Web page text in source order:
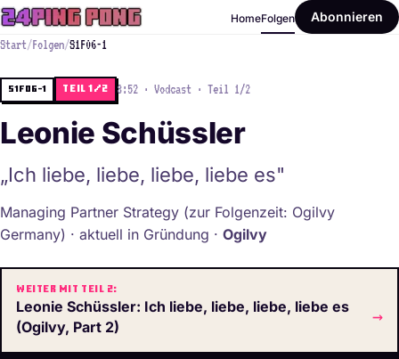
HomeFolgen Abonnieren
Start/Folgen/S1F06-1
S1F06-1 Teil 1/2 8:52 · Vodcast · Teil 1/2
Leonie Schüssler
„Ich liebe, liebe, liebe, liebe es"
Managing Partner Strategy (zur Folgenzeit: Ogilvy
Germany) · aktuell in Gründung · Ogilvy
Weiter mit Teil 2:
Leonie Schüssler: Ich liebe, liebe, liebe, liebe es
(Ogilvy, Part 2)
→